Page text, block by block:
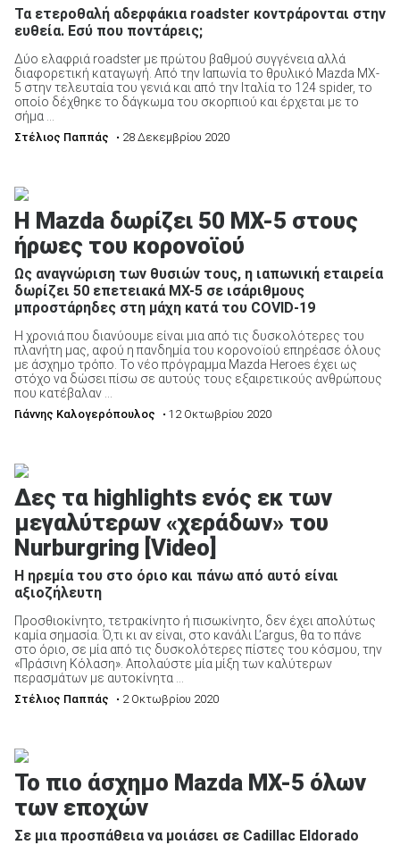
Τα ετεροθαλή αδερφάκια roadster κοντράρονται στην
ευθεία. Εσύ που ποντάρεις;
Δύο ελαφριά roadster με πρώτου βαθμού συγγένεια αλλά
διαφορετική καταγωγή. Από την Ιαπωνία το θρυλικό Mazda MX-
5 στην τελευταία του γενιά και από την Ιταλία το 124 spider, το
οποίο δέχθηκε το δάγκωμα του σκορπιού και έρχεται με το
σήμα ...
Στέλιος Παππάς • 28 Δεκεμβρίου 2020
Η Mazda δωρίζει 50 MX-5 στους
ήρωες του κορονοϊού
Ως αναγνώριση των θυσιών τους, η ιαπωνική εταιρεία
δωρίζει 50 επετειακά MX-5 σε ισάριθμους
μπροστάρηδες στη μάχη κατά του COVID-19
Η χρονιά που διανύουμε είναι μια από τις δυσκολότερες του
πλανήτη μας, αφού η πανδημία του κορονοϊού επηρέασε όλους
με άσχημο τρόπο. Το νέο πρόγραμμα Mazda Heroes έχει ως
στόχο να δώσει πίσω σε αυτούς τους εξαιρετικούς ανθρώπους
που κατέβαλαν ...
Γιάννης Καλογερόπουλος • 12 Οκτωβρίου 2020
Δες τα highlights ενός εκ των
μεγαλύτερων «χεράδων» του
Nurburgring [Video]
Η ηρεμία του στο όριο και πάνω από αυτό είναι
αξιοζήλευτη
Προσθιοκίνητο, τετρακίνητο ή πισωκίνητο, δεν έχει απολύτως
καμία σημασία. Ό,τι κι αν είναι, στο κανάλι L’argus, θα το πάνε
στο όριο, σε μία από τις δυσκολότερες πίστες του κόσμου, την
«Πράσινη Κόλαση». Απολαύστε μία μίξη των καλύτερων
περασμάτων με αυτοκίνητα ...
Στέλιος Παππάς • 2 Οκτωβρίου 2020
Το πιο άσχημο Mazda MX-5 όλων
των εποχών
Σε μια προσπάθεια να μοιάσει σε Cadillac Eldorado